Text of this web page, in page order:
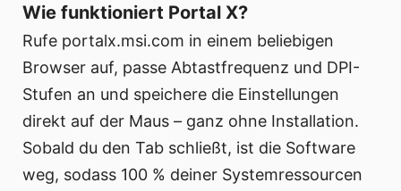
Wie funktioniert Portal X?
Rufe portalx.msi.com in einem beliebigen
Browser auf, passe Abtastfrequenz und DPI-
Stufen an und speichere die Einstellungen
direkt auf der Maus – ganz ohne Installation.
Sobald du den Tab schließt, ist die Software
weg, sodass 100 % deiner Systemressourcen